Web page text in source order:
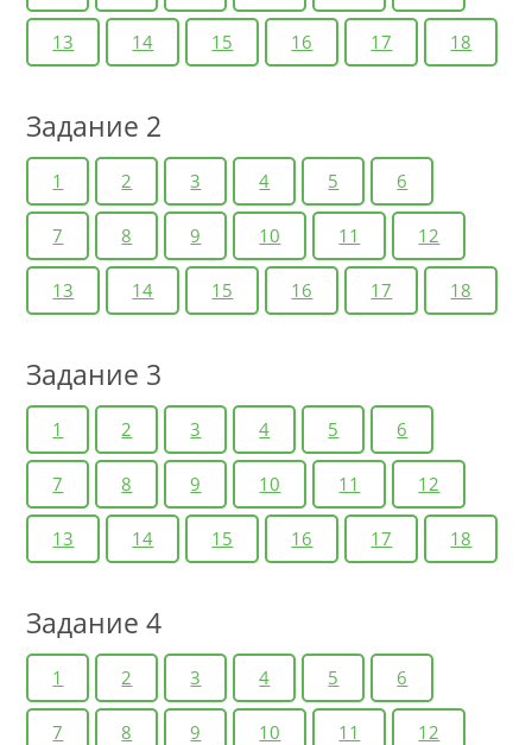
13 14 15 16 17 18
Задание 2
1 2 3 4 5 6
7 8 9 10 11 12
13 14 15 16 17 18
Задание 3
1 2 3 4 5 6
7 8 9 10 11 12
13 14 15 16 17 18
Задание 4
1 2 3 4 5 6
7 8 9 10 11 12